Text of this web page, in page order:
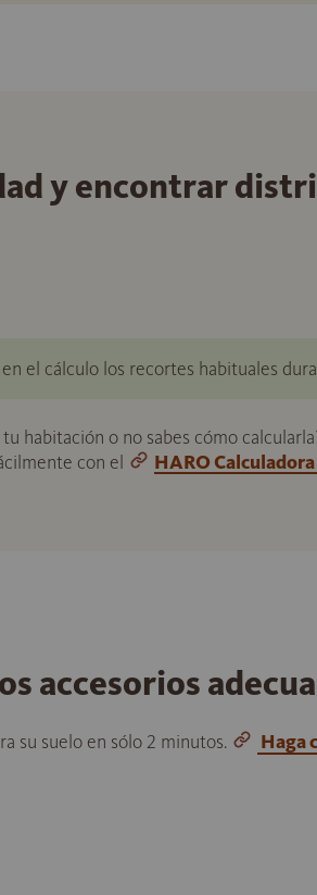
y encontrar
el cálculo los recortes habituales
habitación o no sabes cómo
con el
HARO
accesorios
su suelo en sólo 2 minutos. Haga